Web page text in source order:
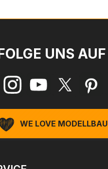
UNS AUF
WE LOVE MODELLBAU